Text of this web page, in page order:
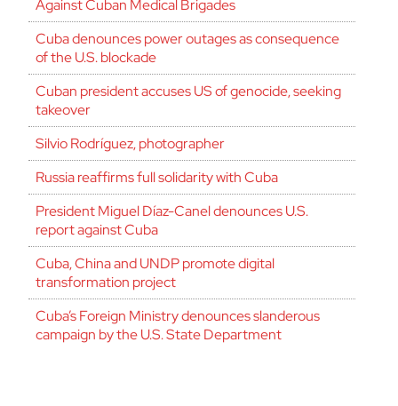
Against Cuban Medical Brigades
Cuba denounces power outages as consequence
of the U.S. blockade
Cuban president accuses US of genocide, seeking
takeover
Silvio Rodríguez, photographer
Russia reaffirms full solidarity with Cuba
President Miguel Díaz-Canel denounces U.S.
report against Cuba
Cuba, China and UNDP promote digital
transformation project
Cuba’s Foreign Ministry denounces slanderous
campaign by the U.S. State Department